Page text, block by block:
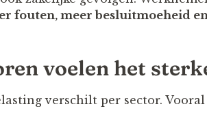
fouten, meer besluitmoeheid
voelen het
verschilt per sector.